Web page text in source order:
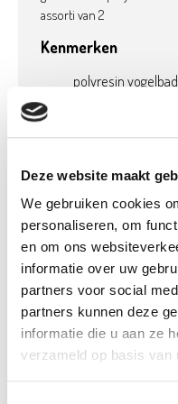
Deze website maakt
We gebruiken cookies
personaliseren, om
en om ons
informatie over uw
partners voor social
partners kunnen deze
informatie die u aan ze
verzameld op basis van
assorti van 2
Kenmerken
polyresin vogelbad
Betaalbaar met
Ecocheques:
Gewicht:
Hoogte (cm):
Breedte (cm):
Lengte (cm):